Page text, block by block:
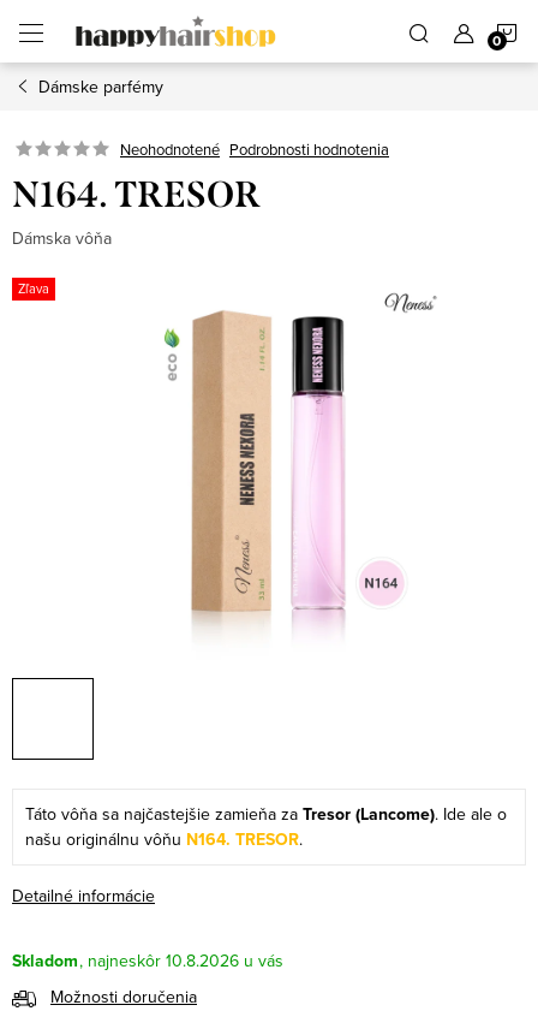
obsah
Dámske parfémy
Neohodnotené Podrobnosti hodnotenia
N164. TRESOR
Dámska vôňa
Zľava
Detailné informácie
Skladom
10.8.2026
Možnosti doručenia
Táto vôňa sa najčastejšie zamieňa za Tresor (Lancome). Ide ale o
našu originálnu vôňu N164. TRESOR.